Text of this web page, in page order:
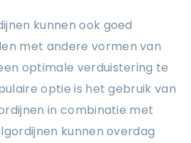
kunnen ook goed
met andere vormen van
optimale verduistering te
optie is het gebruik van
in combinatie met
kunnen overdag